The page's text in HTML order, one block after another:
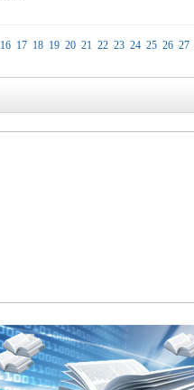
16 17 18 19 20 21 22 23 24 25 26 27